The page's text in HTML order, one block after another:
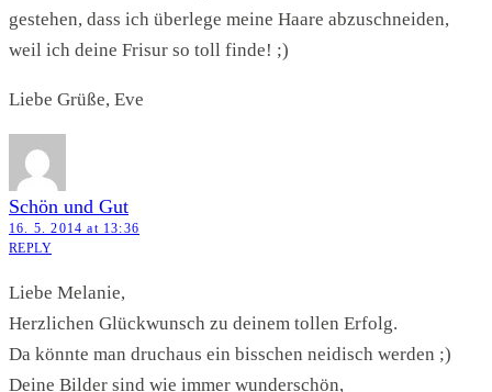
gestehen, dass ich überlege meine Haare abzuschneiden,
weil ich deine Frisur so toll finde! ;)
Liebe Grüße, Eve
Schön und Gut
16. 5. 2014 at 13:36
REPLY
Liebe Melanie,
Herzlichen Glückwunsch zu deinem tollen Erfolg.
Da könnte man druchaus ein bisschen neidisch werden ;)
Deine Bilder sind wie immer wunderschön,